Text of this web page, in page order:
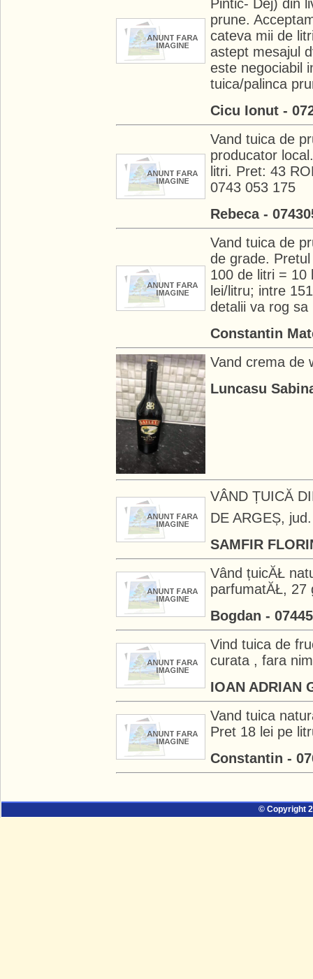
Pintic- Dej) din
prune.
cateva mii de
astept mesajul
este negociabil
tuica/palinca
Cicu Ionut -
Vand tuica de
producator
litri. Pret: 43
0743 053 175
Rebeca -
Vand tuica de
de grade.
100 de litri = 10
lei/litru; intre
detalii va rog
Constantin
Vand crema de
Luncasu
VÂND ȚUICĂ
DE ARGEȘ,
SAMFIR
Vând țuicĂŁ
parfumatĂŁ, 27
Bogdan -
Vind tuica de
curata , fara
IOAN ADRIAN
Vand tuica
Pret 18 lei pe
Constantin -
© Copyright